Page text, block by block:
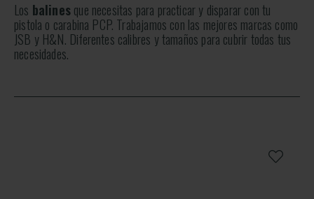
Los balinesque necesitas para practicar y disparar con tu
pistola o carabina PCP. Trabajamos con las mejores marcas como
JSB y H&N. Diferentes calibres y tamaños para cubrir todas tus
necesidades.